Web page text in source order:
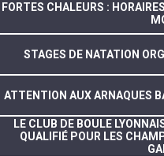
FORTES CHALEURS :
STAGES DE NATATION
ATTENTION AUX ARNAQUES
LE CLUB DE BOULE
QUALIFIÉ POUR LES